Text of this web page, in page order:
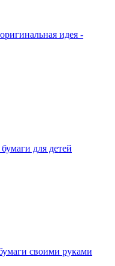
идея -
для детей
своими руками